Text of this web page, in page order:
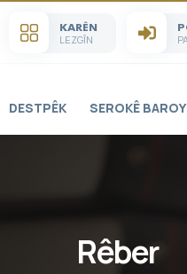
KARÊN
LEZGÎN
DESTPÊK SEROKÊ
Rêber